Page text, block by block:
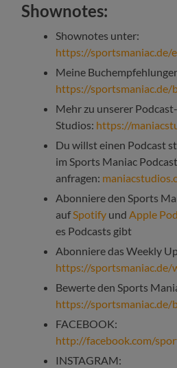
Shownotes:
Shownotes unter:
https://sportsmaniac.de/
Meine
https://sportsmaniac.de/
Mehr zu unserer
Studios: https://
Du willst einen Podcast
im Sports Maniac
anfragen:
Abonniere den Sports
aufSpotify undApple
es Podcasts gibt
Abonniere das Weekly
https://sportsmaniac.de/
Bewerte den Sports
https://sportsmaniac.de/
FACEBOOK:
http://facebook.com/
INSTAGRAM: